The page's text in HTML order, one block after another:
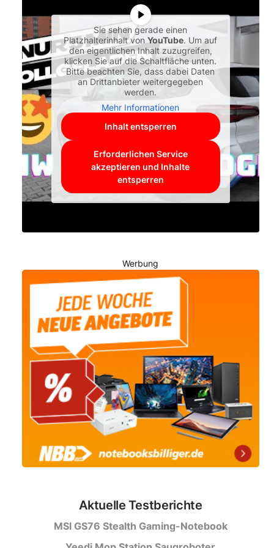
Sie sehen gerade einen
Platzhalterinhalt vonYouTube. Um auf
den eigentlichen Inhalt zuzugreifen,
klicken Sie auf die Schaltfläche unten.
Bitte beachten Sie, dass dabei Daten
an Drittanbieter weitergegeben
werden.
Mehr Informationen
Inhalt entsperren
Erforderlichen Service
akzeptieren und Inhalte
entsperren
Werbung
Aktuelle Testberichte
MSI GS76 Stealth Gaming-Notebook